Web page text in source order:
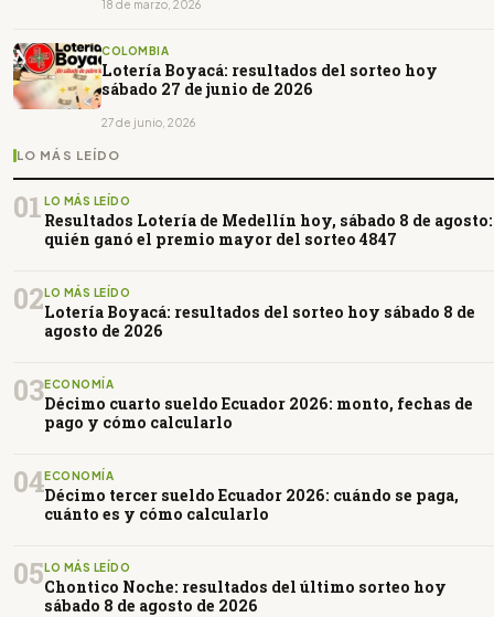
18 de marzo, 2026
COLOMBIA
Lotería Boyacá: resultados del sorteo hoy
sábado 27 de junio de 2026
27 de junio, 2026
LO MÁS LEÍDO
01 LO MÁS LEÍDO
Resultados Lotería de Medellín hoy, sábado 8 de agosto:
quién ganó el premio mayor del sorteo 4847
02LO MÁS LEÍDO
Lotería Boyacá: resultados del sorteo hoy sábado 8 de
agosto de 2026
03ECONOMÍA
Décimo cuarto sueldo Ecuador 2026: monto, fechas de
pago y cómo calcularlo
04ECONOMÍA
Décimo tercer sueldo Ecuador 2026: cuándo se paga,
cuánto es y cómo calcularlo
05LO MÁS LEÍDO
Chontico Noche: resultados del último sorteo hoy
sábado 8 de agosto de 2026